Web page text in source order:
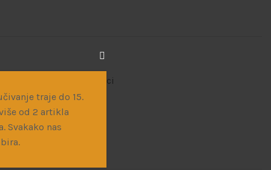
traje do 15.
od 2 artikla
Svakako nas
Rezinski dodaci